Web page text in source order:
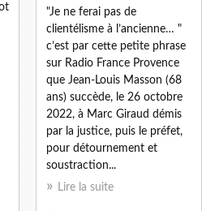
"Je ne ferai pas de
clientélisme à l’ancienne… "
c’est par cette petite phrase
sur Radio France Provence
que Jean-Louis Masson (68
ans) succède, le 26 octobre
2022, à Marc Giraud démis
par la justice, puis le préfet,
pour détournement et
soustraction...
Lire la suite